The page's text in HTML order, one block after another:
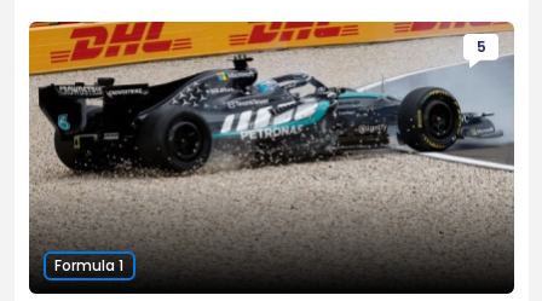
5
Formula 1